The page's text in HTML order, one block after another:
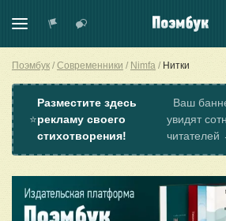
Поэмбук Современники Nimfa Нитки
⭐
Разместите здесь
рекламу своего
стихотворения!
Ваш
увидят
читателей